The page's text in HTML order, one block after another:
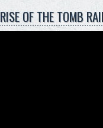
RISE OF THE TOMB